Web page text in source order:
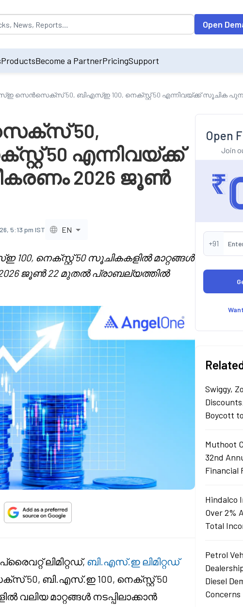
populated by default on accessing the input field. On entering data into
Open
ProductsBecome a PartnerPricingSupport
സെൻസെക്സ് 50, ബിഎസ്ഇ 100, നെക്സ്റ്റ് 50 എന്നിവയ്ക്ക് സൂചിക
50,
50 എന്നിവയ്ക്ക്
2026 ജൂൺ
5:13 pm IST EN
നെക്സ്റ്റ് 50 സൂചികകളിൽ മാറ്റങ്ങൾ
2026 ജൂൺ 22 മുതൽ പ്രാബല്യത്തിൽ
ലിമിറ്റഡ്, ബി.എസ്.ഇ ലിമിറ്റഡ്
50, ബി.എസ്.ഇ 100, നെക്സ്റ്റ് 50
വലിയ മാറ്റങ്ങൾ നടപ്പിലാക്കാൻ
Open
Join
+91
Swiggy,
Boycott
Muthoot
32nd
Financial
Hindalco
Over 2%
Total
Petrol
Diesel
Concerns